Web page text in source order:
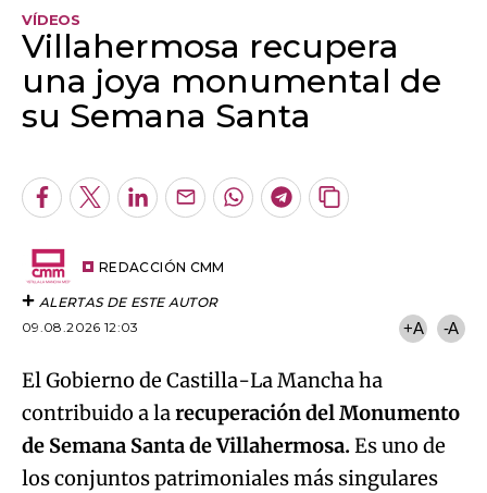
VÍDEOS
Villahermosa recupera
una joya monumental de
su Semana Santa
Algo salió mal.
Facebook
TwitterLinkedInEnviarWhatsapp
Telegram
Copiar
REDACCIÓN CMM
ALERTAS DE ESTE AUTOR
09.08.2026 12:03
+A -A
El Gobierno de Castilla-La Mancha ha
contribuido a larecuperación del Monumento
de Semana Santa de Villahermosa.Es uno de
los conjuntos patrimoniales más singulares